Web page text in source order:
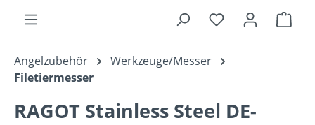
Du hast 0
Angelzubehör
Werkzeuge/Messer
Filetiermesser
RAGOT Stainless Steel DE-